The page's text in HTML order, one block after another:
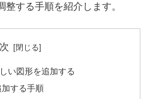
する手順を紹介します。
い図形を追加する
する手順